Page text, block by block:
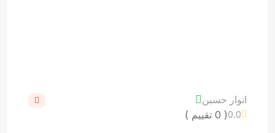
انوار حسين
0.0( 0 تقييم )